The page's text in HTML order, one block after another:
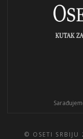
© OSETI